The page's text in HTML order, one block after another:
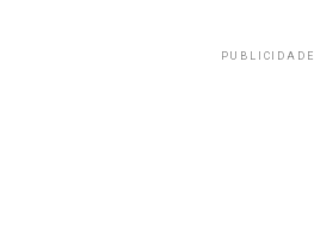
PUBLICIDADE